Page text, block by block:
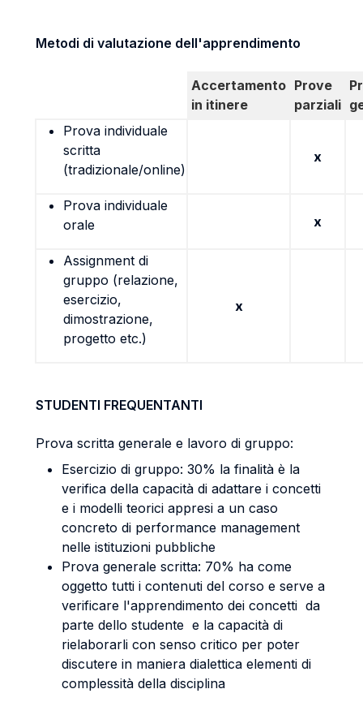
Metodi di valutazione dell'apprendimento
Accertamento
in itinere
Prove
parziali
Prova individuale
scritta
(tradizionale/online)
x
Prova individuale
orale
x
Assignment di
gruppo (relazione,
esercizio,
dimostrazione,
progetto etc.)
x
STUDENTI FREQUENTANTI
Prova scritta generale e lavoro di gruppo:
Esercizio di gruppo: 30% la finalità è la
verifica della capacità di adattare i concetti
e i modelli teorici appresi a un caso
concreto di performance management
nelle istituzioni pubbliche
Prova generale scritta: 70% ha come
oggetto tutti i contenuti del corso e serve a
verificare l'apprendimento dei concetti da
parte dello studente e la capacità di
rielaborarli con senso critico per poter
discutere in maniera dialettica elementi di
complessità della disciplina